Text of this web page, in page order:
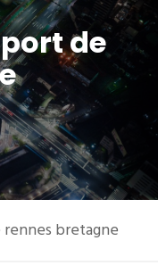
de
bretagne